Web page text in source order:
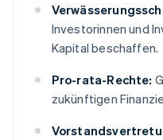
Investorinnen und
Kapital beschaffen.
Pro-rata-Rechte:
zukünftigen